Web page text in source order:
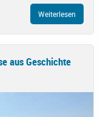
Weiterlesen
aus Geschichte